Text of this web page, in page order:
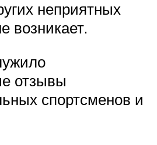
неприятных
возникает.
отзывы
спортсменов и